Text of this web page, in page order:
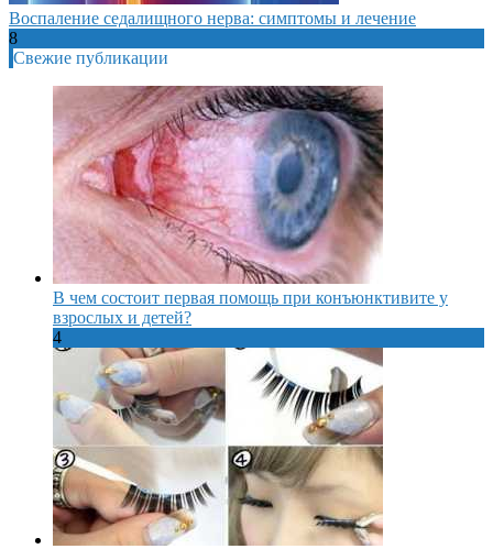
Воспаление седалищного нерва: симптомы и лечение
8
Свежие публикации
В чем состоит первая помощь при конъюнктивите у
взрослых и детей?
4